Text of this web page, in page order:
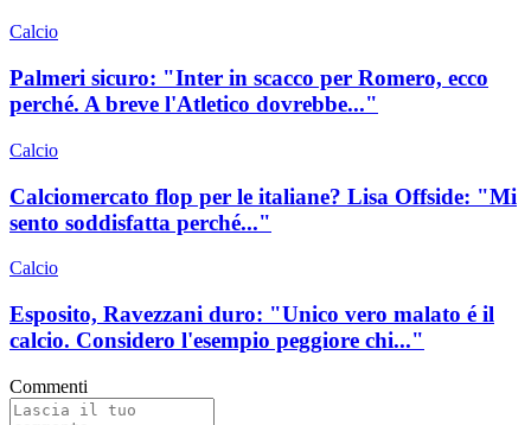
Calcio
Palmeri sicuro: "Inter in scacco per Romero, ecco
perché. A breve l'Atletico dovrebbe..."
Calcio
Calciomercato flop per le italiane? Lisa Offside: "Mi
sento soddisfatta perché..."
Calcio
Esposito, Ravezzani duro: "Unico vero malato é il
calcio. Considero l'esempio peggiore chi..."
Commenti